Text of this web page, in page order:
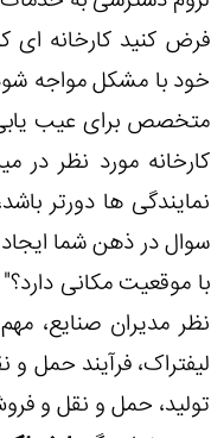
فرض کنید کارخانه ای
خود با مشکل مواجه
متخصص برای عیب یابی
کارخانه مورد نظر
نمایندگی ها دورتر
سوال در ذهن شما
با موقعیت مکانی
نظر مدیران صنایع،
لیفتراک، فرآیند حمل و
تولید، حمل و نقل و